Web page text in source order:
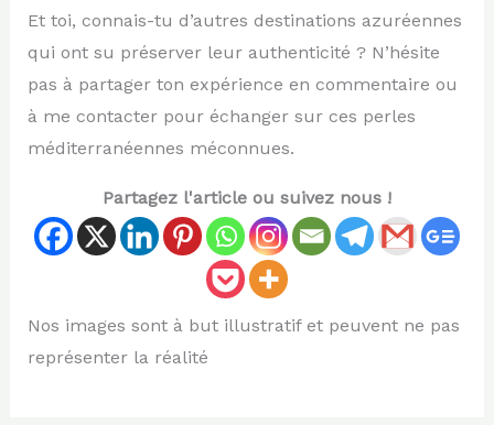
Et toi, connais-tu d’autres destinations azuréennes
qui ont su préserver leur authenticité ? N’hésite
pas à partager ton expérience en commentaire ou
à me contacter pour échanger sur ces perles
méditerranéennes méconnues.
Partagez l'article ou suivez nous !
Nos images sont à but illustratif et peuvent ne pas
représenter la réalité